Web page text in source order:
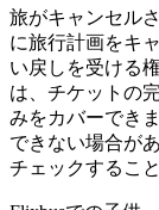
旅がキャンセル
に旅行計画をキ
い戻しを受ける
は、チケットの
みをカバーでき
できない場合が
チェックするこ